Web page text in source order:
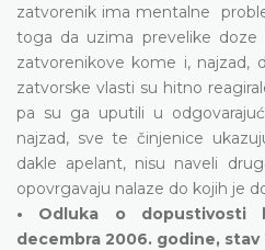
zatvorenik ima mentalne
toga da uzima prevelike
zatvorenikove kome i, najzad,
zatvorske vlasti su hitno
pa su ga uputili u
najzad, sve te činjenice
dakle apelant, nisu naveli
opovrgavaju nalaze do kojih je
• Odluka o dopustivosti
decembra 2006. godine, stav